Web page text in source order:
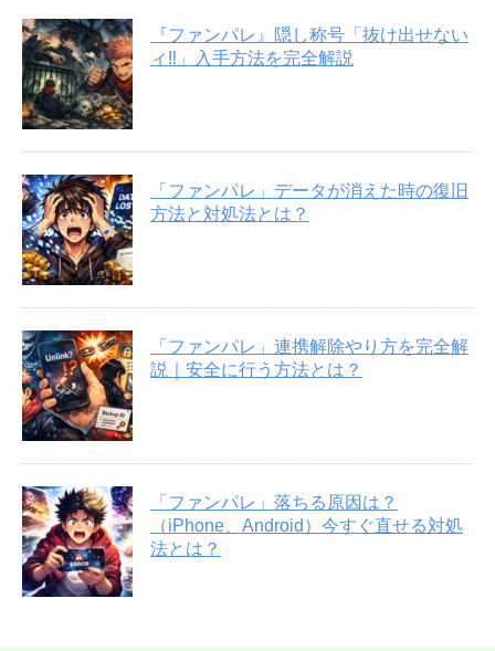
『ファンパレ』隠し称号「抜け出せない
ィ‼︎」入手方法を完全解説
「ファンパレ」データが消えた時の復旧
方法と対処法とは？
「ファンパレ」連携解除やり方を完全解
説｜安全に行う方法とは？
「ファンパレ」落ちる原因は？
（iPhone、Android）今すぐ直せる対処
法とは？